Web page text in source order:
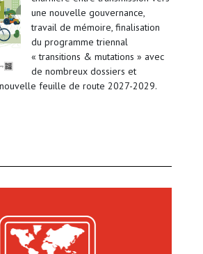
une nouvelle gouvernance,
travail de mémoire, finalisation
du programme triennal
« transitions & mutations » avec
de nombreux dossiers et
feuille de route 2027-2029.